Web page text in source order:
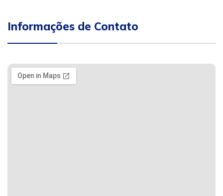
Informações de Contato